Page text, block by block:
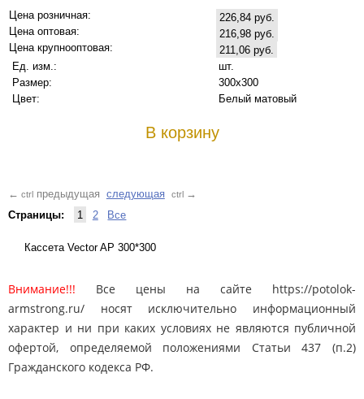
Цена розничная:
226,84 руб.
Цена оптовая:
216,98 руб.
Цена крупнооптовая:
211,06 руб.
Ед. изм.:
шт.
Размер:
300x300
Цвет:
Белый матовый
В корзину
← ctrl предыдущая следующая ctrl →
Страницы: 1 2 Все
Кассетa Vector AP 300*300
Внимание!!! Все цены на сайте https://potolok-
armstrong.ru/ носят исключительно информационный
характер и ни при каких условиях не являются публичной
офертой, определяемой положениями Статьи 437 (п.2)
Гражданского кодекса РФ.